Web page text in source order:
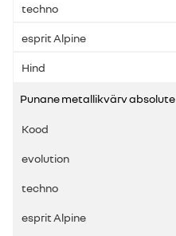
Punane metallikvärv absolute